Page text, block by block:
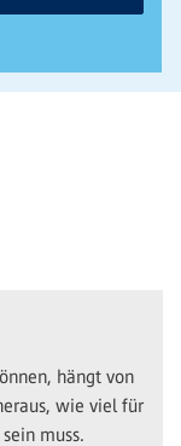
hängt von
wie viel für
muss.